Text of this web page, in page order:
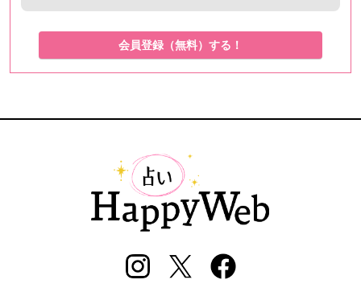
会員登録（無料）する！